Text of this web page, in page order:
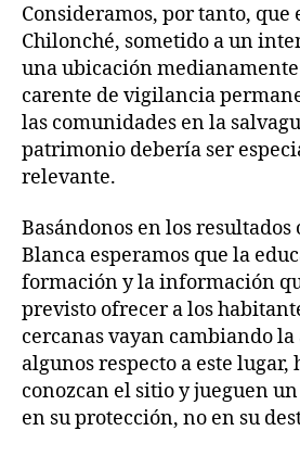
Consideramos, por tanto, que
Chilonché, sometido a un
una ubicación
carente de vigilancia
las comunidades en la
patrimonio debería ser
relevante.
Basándonos en los
Blanca esperamos que la
formación y la información
previsto ofrecer a los
cercanas vayan cambiando
algunos respecto a este lugar,
conozcan el sitio y jueguen
en su protección, no en su